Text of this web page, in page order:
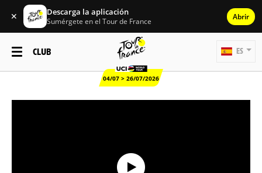
✕ Descarga la aplicación
Sumérgete en el Tour de France Abrir
CLUB
04/07 > 26/07/2026
ES